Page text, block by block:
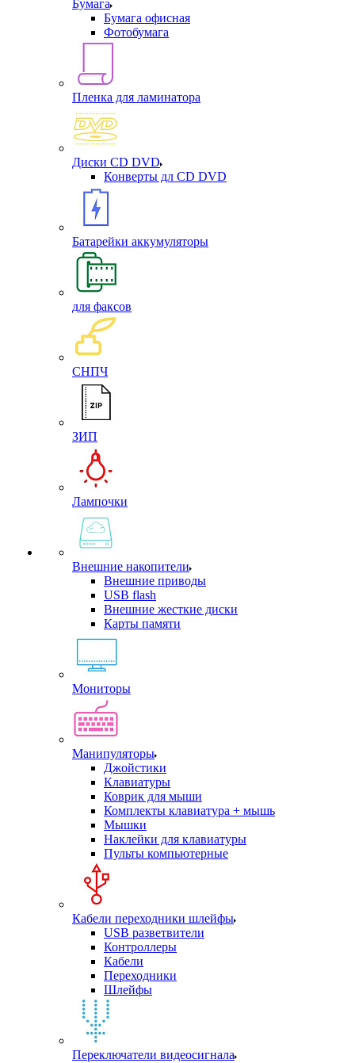
Бумага
Бумага офисная
Фотобумага
Пленка для ламинатора
Диски CD DVD
Конверты дл CD DVD
Батарейки аккумуляторы
для факсов
СНПЧ
ЗИП
Лампочки
Внешние накопители
Внешние приводы
USB flash
Внешние жесткие диски
Карты памяти
Мониторы
Манипуляторы
Джойстики
Клавиатуры
Коврик для мыши
Комплекты клавиатура + мышь
Мышки
Наклейки для клавиатуры
Пульты компьютерные
Кабели переходники шлейфы
USB разветвители
Контроллеры
Кабели
Переходники
Шлейфы
Переключатели видеосигнала